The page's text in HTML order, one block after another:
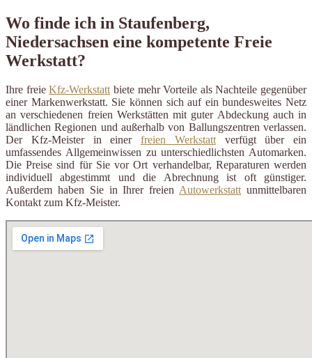
Wo finde ich in Staufenberg,
Niedersachsen eine kompetente Freie
Werkstatt?
Ihre freieKfz-Werkstattbiete mehr Vorteile als Nachteile gegenüber
einer Markenwerkstatt. Sie können sich auf ein bundesweites Netz
an verschiedenen freien Werkstätten mit guter Abdeckung auch in
ländlichen Regionen und außerhalb von Ballungszentren verlassen.
Der Kfz-Meister in einer freien Werkstattverfügt über ein
umfassendes Allgemeinwissen zu unterschiedlichsten Automarken.
Die Preise sind für Sie vor Ort verhandelbar, Reparaturen werden
individuell abgestimmt und die Abrechnung ist oft günstiger.
Außerdem haben Sie in Ihrer freienAutowerkstattunmittelbaren
Kontakt zum Kfz-Meister.